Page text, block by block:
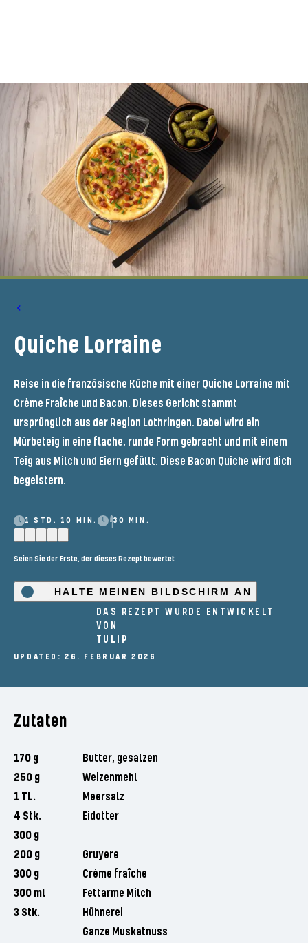
Quiche Lorraine
Reise in die französische Küche mit einer Quiche Lorraine mit
Crème Fraîche und Bacon. Dieses Gericht stammt
ursprünglich aus der Region Lothringen. Dabei wird ein
Mürbeteig in eine flache, runde Form gebracht und mit einem
Teig aus Milch und Eiern gefüllt. Diese Bacon Quiche wird dich
begeistern.
1 STD. 10 MIN. 30 MIN.
Seien Sie der Erste, der dieses Rezept bewertet
HALTE MEINEN BILDSCHIRM AN
DAS REZEPT WURDE ENTWICKELT
VON
TULIP
UPDATED: 26. FEBRUAR 2026
Zutaten
170 g
Butter, gesalzen
250 g
Weizenmehl
1 TL.
Meersalz
4 Stk.
Eidotter
300 g
200 g
Gruyere
300 g
Crème fraîche
300 ml
Fettarme Milch
3 Stk.
Hühnerei
Ganze Muskatnuss